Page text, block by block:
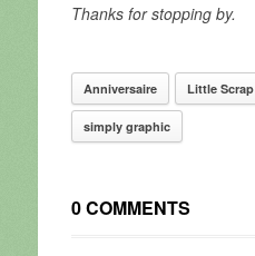
Thanks for stopping by.
Anniversaire Little Scrap
simply graphic
0 COMMENTS